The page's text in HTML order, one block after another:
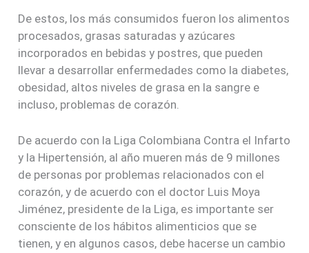
De estos, los más consumidos fueron los alimentos
procesados, grasas saturadas y azúcares
incorporados en bebidas y postres, que pueden
llevar a desarrollar enfermedades como la diabetes,
obesidad, altos niveles de grasa en la sangre e
incluso, problemas de corazón.
De acuerdo con la Liga Colombiana Contra el Infarto
y la Hipertensión, al año mueren más de 9 millones
de personas por problemas relacionados con el
corazón, y de acuerdo con el doctor Luis Moya
Jiménez, presidente de la Liga, es importante ser
consciente de los hábitos alimenticios que se
tienen, y en algunos casos, debe hacerse un cambio